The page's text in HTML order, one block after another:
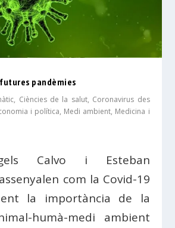
pandèmies
, Ciències de la salut, Coronavirus des
i política, Medi ambient, Medicina i
Calvo i Esteban
com la Covid-19
la importància de la
humà-medi ambient